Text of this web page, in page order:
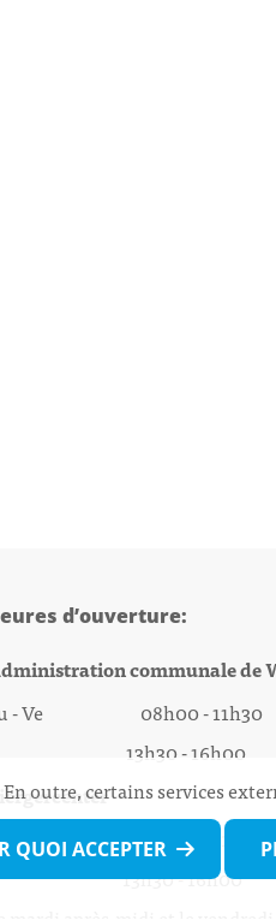
d’ouverture:
communale de
- Ve 08h00 - 11h30
13h30 - 16h00
- Ve 08h00 - 11h30
- 16h00
outre, certains services
QUOI ACCEPTER